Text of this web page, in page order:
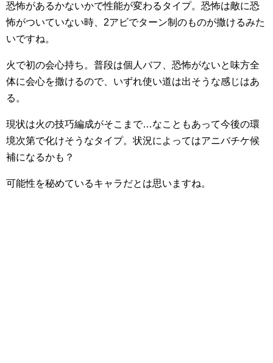
恐怖があるかないかで性能が変わるタイプ。恐怖は敵に恐
怖がついていない時、2アビでターン制のものが撒けるみた
いですね。
火で初の会心持ち。普段は個人バフ、恐怖がないと味方全
体に会心を撒けるので、いずれ使い道は出そうな感じはあ
る。
現状は火の技巧編成がそこまで…なこともあって今後の環
境次第で化けそうなタイプ。状況によってはアニバチケ候
補になるかも？
可能性を秘めているキャラだとは思いますね。